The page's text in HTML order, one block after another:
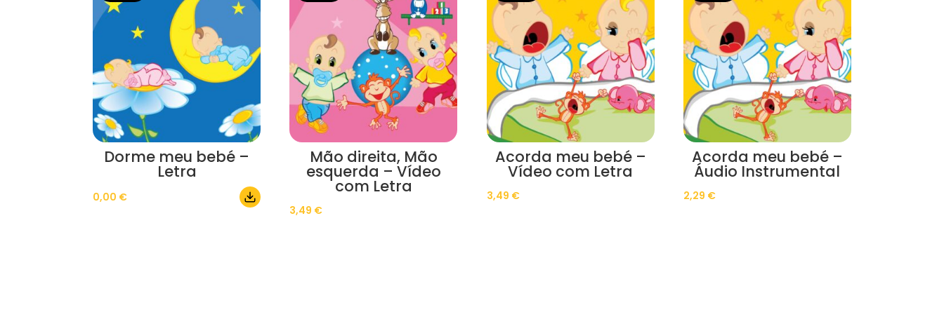
Dorme meu bebé –
Letra
0,00 €
Mão direita, Mão
esquerda – Vídeo
com Letra
3,49 €
Acorda meu bebé –
Vídeo com Letra
3,49 €
Acorda meu bebé –
Áudio Instrumental
2,29 €